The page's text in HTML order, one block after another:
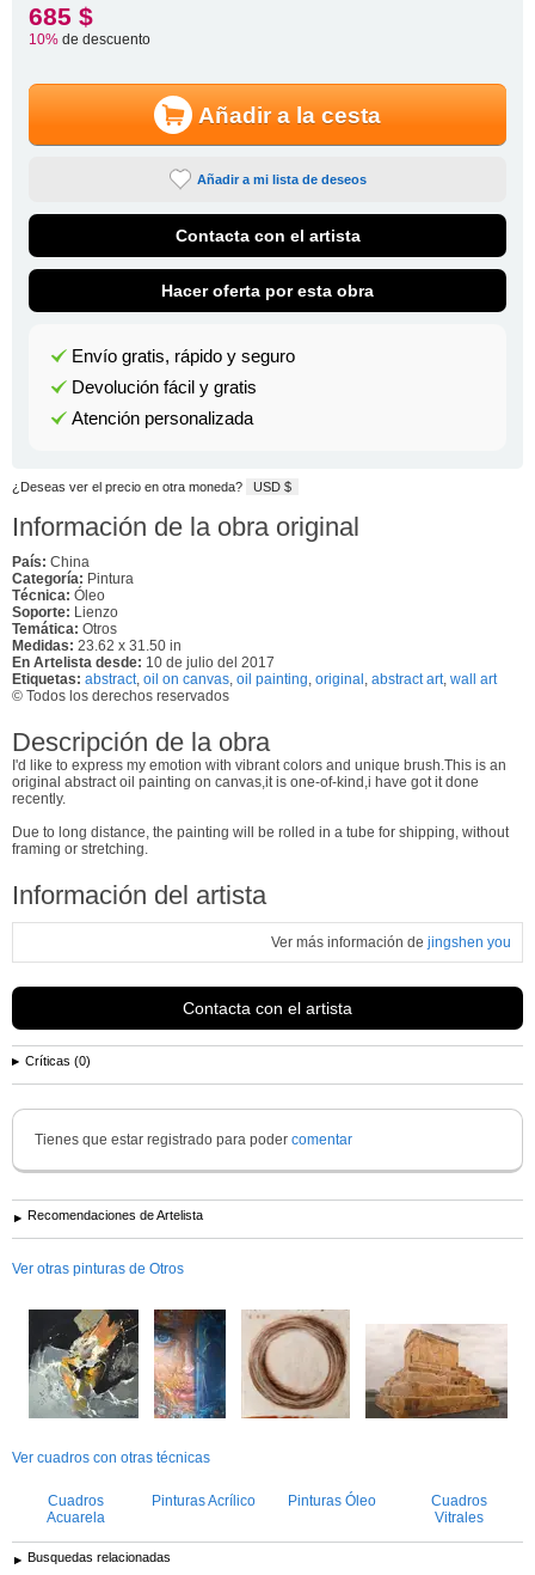
685 $
10%de descuento
Añadir a la cesta
Añadir a mi lista de deseos
Contacta con el artista
Hacer oferta por esta obra
Envío gratis, rápido y seguro
Devolución fácil y gratis
Atención personalizada
¿Deseas ver el precio en otra moneda? USD $
Información de la obra original
País: China
Categoría: Pintura
Técnica: Óleo
Soporte: Lienzo
Temática: Otros
Medidas: 23.62 x 31.50 in
En Artelista desde: 10 de julio del 2017
Etiquetas: abstract, oil on canvas, oil painting, original , abstract art, wall art
© Todos los derechos reservados
Descripción de la obra
I'd like to express my emotion with vibrant colors and unique brush.This is an
original abstract oil painting on canvas,it is one-of-kind,i have got it done
recently.
Due to long distance, the painting will be rolled in a tube for shipping, without
framing or stretching.
Información del artista
Ver más información de jingshen you
Contacta con el artista
Críticas (0)
Tienes que estar registrado para poder comentar
Recomendaciones de Artelista
Ver otras pinturas de Otros
Ver cuadros con otras técnicas
Cuadros
Acuarela
Pinturas Acrílico Pinturas Óleo
Cuadros
Vitrales
Busquedas relacionadas